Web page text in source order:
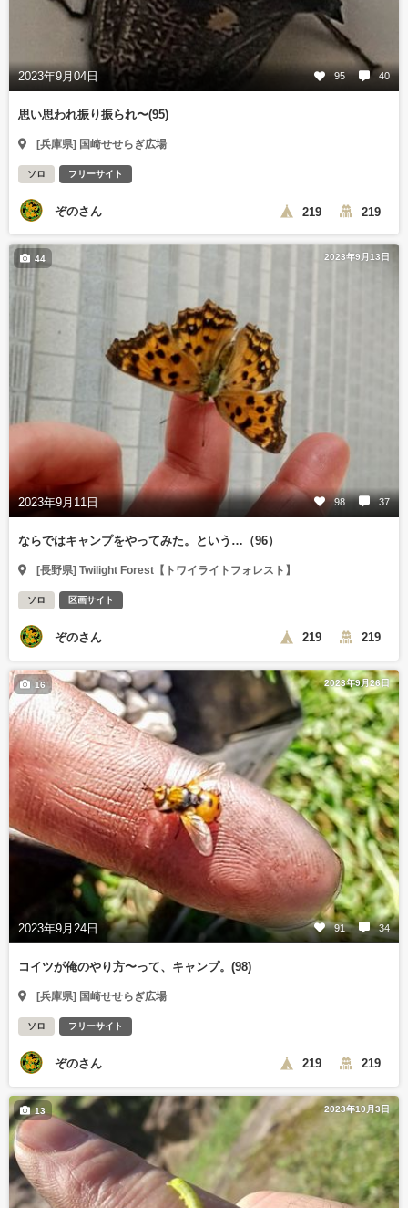
2023年9月04日 95 40
思い思われ振り振られ〜(95)
[兵庫県] 国崎せせらぎ広場
ソロ フリーサイト
ぞのさん 219 219
2023年9月13日
2023年9月11日 98 37
44
ならではキャンプをやってみた。という…（96）
[長野県] Twilight Forest【トワイライトフォレスト】
ソロ 区画サイト
ぞのさん 219 219
2023年9月26日
2023年9月24日 91 34
16
コイツが俺のやり方〜って、キャンプ。(98)
[兵庫県] 国崎せせらぎ広場
ソロ フリーサイト
ぞのさん 219 219
2023年10月3日
13